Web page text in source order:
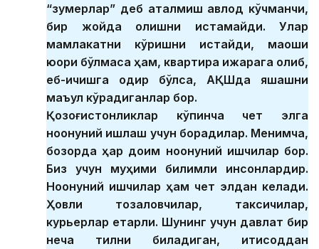
“зумерлар” деб аталмиш авлод кўчманчи,
бир жойда қолишни истамайди. Улар
мамлакатни кўришни истайди, маоши
юқори бўлмаса ҳам, квартира ижарага олиб,
еб-ичишга қодир бўлса, АҚШда яшашни
маъқул кўрадиганлар бор.
Қозоғистонликлар кўпинча чет элга
ноқонуний ишлаш учун борадилар. Менимча,
бозорда ҳар доим ноқонуний ишчилар бор.
Биз учун муҳими билимли инсонлардир.
Ноқонуний ишчилар ҳам чет элдан келади.
Ҳовли тозаловчилар, таксичилар,
курьерлар етарли. Шунинг учун давлат бир
неча тилни биладиган, иқтисоддан